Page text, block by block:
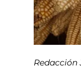
Redacción